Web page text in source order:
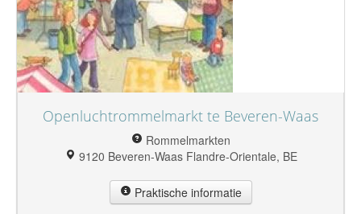
Openluchtrommelmarkt te Beveren-Waas
Rommelmarkten
9120 Beveren-Waas Flandre-Orientale, BE
Praktische informatie